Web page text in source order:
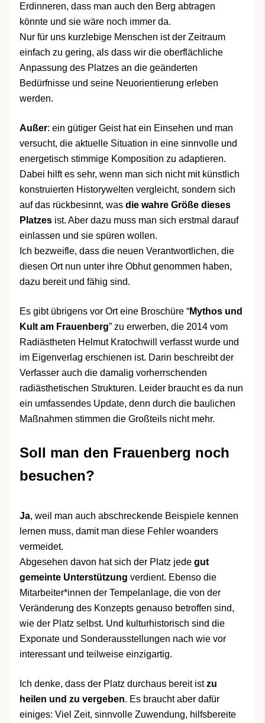
Erdinneren, dass man auch den Berg abtragen
könnte und sie wäre noch immer da.
Nur für uns kurzlebige Menschen ist der Zeitraum
einfach zu gering, als dass wir die oberflächliche
Anpassung des Platzes an die geänderten
Bedürfnisse und seine Neuorientierung erleben
werden.
Außer: ein gütiger Geist hat ein Einsehen und man
versucht, die aktuelle Situation in eine sinnvolle und
energetisch stimmige Komposition zu adaptieren.
Dabei hilft es sehr, wenn man sich nicht mit künstlich
konstruierten Historywelten vergleicht, sondern sich
auf das rückbesinnt, was die wahre Größe dieses
Platzesist. Aber dazu muss man sich erstmal darauf
einlassen und sie spüren wollen.
Ich bezweifle, dass die neuen Verantwortlichen, die
diesen Ort nun unter ihre Obhut genommen haben,
dazu bereit und fähig sind.
Es gibt übrigens vor Ort eine Broschüre “Mythos und
Kult am Frauenberg” zu erwerben, die 2014 vom
Radiästheten Helmut Kratochwill verfasst wurde und
im Eigenverlag erschienen ist. Darin beschreibt der
Verfasser auch die damalig vorherrschenden
radiästhetischen Strukturen. Leider braucht es da nun
ein umfassendes Update, denn durch die baulichen
Maßnahmen stimmen die Großteils nicht mehr.
Soll man den Frauenberg noch
besuchen?
Ja, weil man auch abschreckende Beispiele kennen
lernen muss, damit man diese Fehler woanders
vermeidet.
Abgesehen davon hat sich der Platz jede gut
gemeinte Unterstützung verdient. Ebenso die
Mitarbeiter*innen der Tempelanlage, die von der
Veränderung des Konzepts genauso betroffen sind,
wie der Platz selbst. Und kulturhistorisch sind die
Exponate und Sonderausstellungen nach wie vor
interessant und teilweise einzigartig.
Ich denke, dass der Platz durchaus bereit istzu
heilen und zu vergeben. Es braucht aber dafür
einiges: Viel Zeit, sinnvolle Zuwendung, hilfsbereite